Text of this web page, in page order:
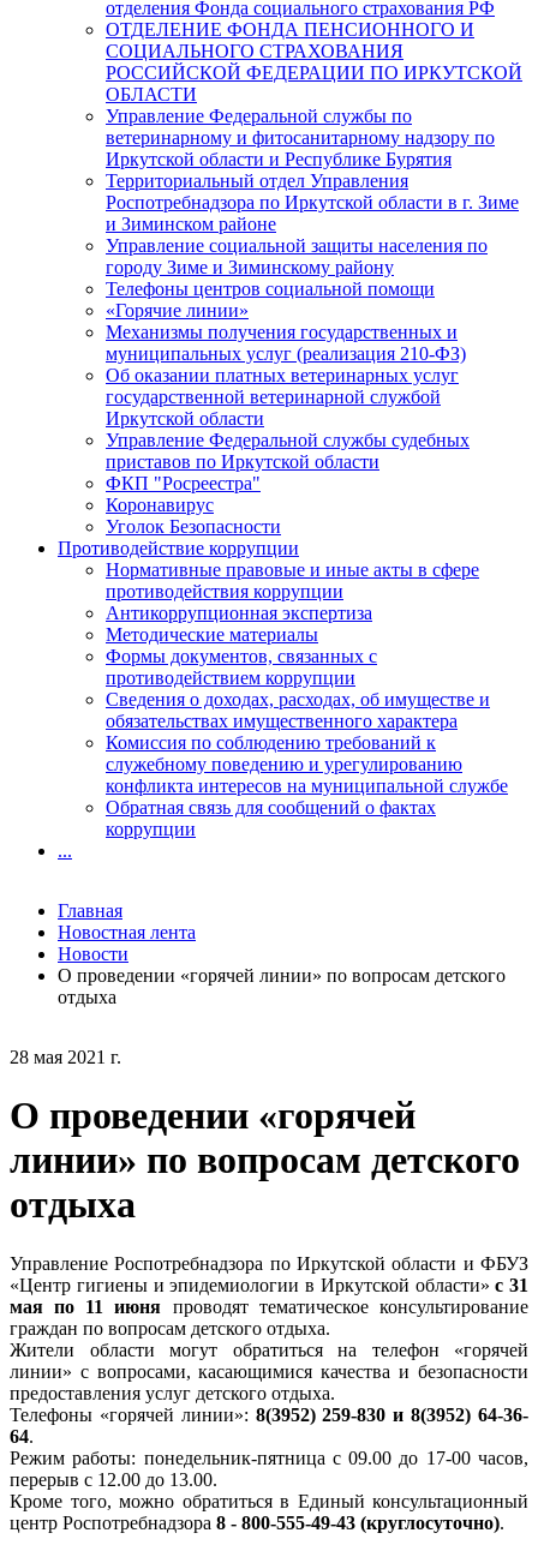
28 мая 2021 г.
О проведении «горячей
линии» по вопросам детского
отдыха
Управление Роспотребнадзора по Иркутской области и ФБУЗ
«Центр гигиены и эпидемиологии в Иркутской области»с 31
мая по 11 июня проводят тематическое консультирование
граждан по вопросам детского отдыха.
Жители области могут обратиться на телефон «горячей
линии» с вопросами, касающимися качества и безопасности
предоставления услуг детского отдыха.
Телефоны «горячей линии»: 8(3952) 259-830 и 8(3952) 64-36-
64.
Режим работы: понедельник-пятница с 09.00 до 17-00 часов,
перерыв с 12.00 до 13.00.
Кроме того, можно обратиться в Единый консультационный
центр Роспотребнадзора 8 - 800-555-49-43 (круглосуточно).
отделения Фонда социального страхования РФ
ОТДЕЛЕНИЕ ФОНДА ПЕНСИОННОГО И
СОЦИАЛЬНОГО СТРАХОВАНИЯ
РОССИЙСКОЙ ФЕДЕРАЦИИ ПО ИРКУТСКОЙ
ОБЛАСТИ
Управление Федеральной службы по
ветеринарному и фитосанитарному надзору по
Иркутской области и Республике Бурятия
Территориальный отдел Управления
Роспотребнадзора по Иркутской области в г. Зиме
и Зиминском районе
Управление социальной защиты населения по
городу Зиме и Зиминскому району
Телефоны центров социальной помощи
«Горячие линии»
Механизмы получения государственных и
муниципальных услуг (реализация 210-ФЗ)
Об оказании платных ветеринарных услуг
государственной ветеринарной службой
Иркутской области
Управление Федеральной службы судебных
приставов по Иркутской области
ФКП "Росреестра"
Коронавирус
Уголок Безопасности
Противодействие коррупции
Нормативные правовые и иные акты в сфере
противодействия коррупции
Антикоррупционная экспертиза
Методические материалы
Формы документов, связанных с
противодействием коррупции
Сведения о доходах, расходах, об имуществе и
обязательствах имущественного характера
Комиссия по соблюдению требований к
служебному поведению и урегулированию
конфликта интересов на муниципальной службе
Обратная связь для сообщений о фактах
коррупции
...
Главная
Новостная лента
Новости
О проведении «горячей линии» по вопросам детского
отдыха